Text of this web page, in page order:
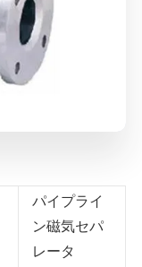
パイプライ
ン磁気セパ
レータ